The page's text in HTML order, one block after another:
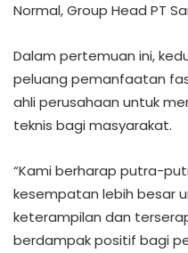
Normal, Group Head PT
Dalam pertemuan ini,
peluang pemanfaatan
ahli perusahaan untuk
teknis bagi masyarakat.
“Kami berharap putra-
kesempatan lebih besar
keterampilan dan
berdampak positif bagi